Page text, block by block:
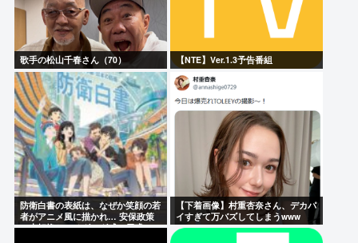
歌手の松山千春さん（70） 【NTE】Ver.1.3予告番組
防衛白書の表紙は、なぜか笑顔の若
者がアニメ風に描かれ… 安保政策
の大転換とのチグハグ感に戸惑いの
【下着画像】村重杏奈さん、デカパ
イすぎて万バズしてしまうwww